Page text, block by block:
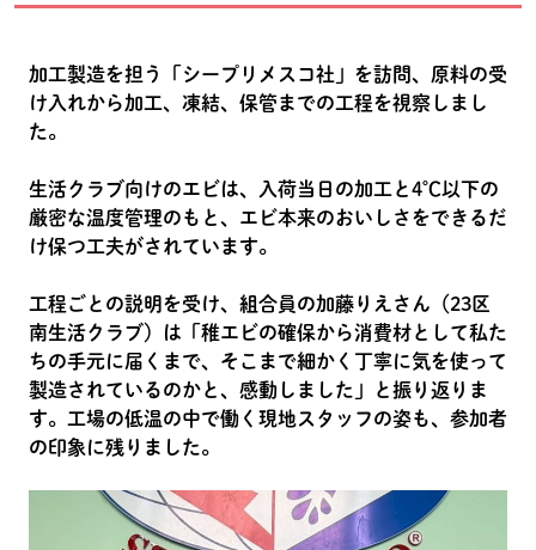
加工製造を担う「シープリメスコ社」を訪問、原料の受
け入れから加工、凍結、保管までの工程を視察しまし
た。
生活クラブ向けのエビは、入荷当日の加工と4℃以下の
厳密な温度管理のもと、エビ本来のおいしさをできるだ
け保つ工夫がされています。
工程ごとの説明を受け、組合員の加藤りえさん（23区
南生活クラブ）は「稚エビの確保から消費材として私た
ちの手元に届くまで、そこまで細かく丁寧に気を使って
製造されているのかと、感動しました」と振り返りま
す。工場の低温の中で働く現地スタッフの姿も、参加者
の印象に残りました。